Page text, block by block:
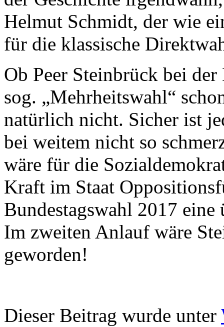
Helmut Schmidt, der wie
für die klassische
Ob Peer Steinbrück bei
sog. „Mehrheitswahl“
natürlich nicht. Sicher ist
bei weitem nicht so
wäre für die
Kraft im Staat
Bundestagswahl 2017
Im zweiten Anlauf wäre
geworden!
Dieser Beitrag wurde unter